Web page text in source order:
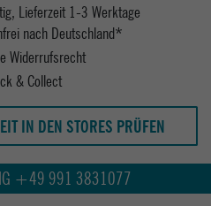
Lieferzeit 1-3 Werktage
nach Deutschland*
Widerrufsrecht
& Collect
IN DEN STORES PRÜFEN
+49 991 3831077